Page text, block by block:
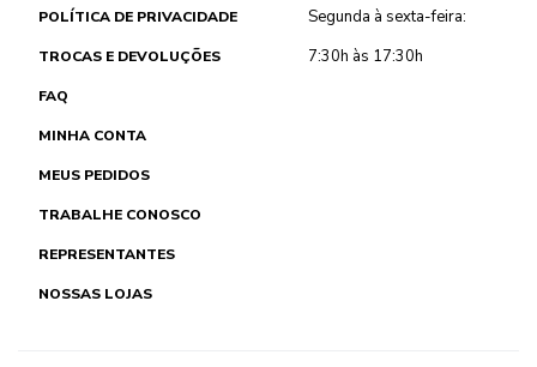
POLÍTICA DE PRIVACIDADE
TROCAS E DEVOLUÇÕES
FAQ
MINHA CONTA
MEUS PEDIDOS
TRABALHE CONOSCO
REPRESENTANTES
NOSSAS LOJAS
Segunda à sexta-feira:
7:30h às 17:30h